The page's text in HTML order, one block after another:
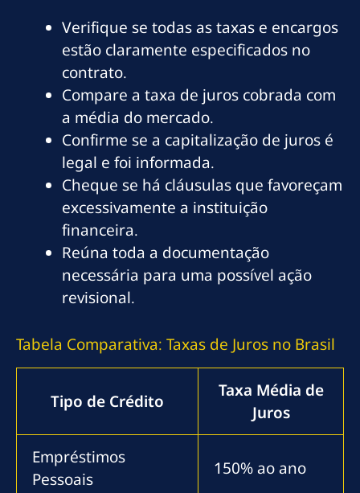
Verifique se todas as taxas e encargos
estão claramente especificados no
contrato.
Compare a taxa de juros cobrada com
a média do mercado.
Confirme se a capitalização de juros é
legal e foi informada.
Cheque se há cláusulas que favoreçam
excessivamente a instituição
financeira.
Reúna toda a documentação
necessária para uma possível ação
revisional.
Tabela Comparativa: Taxas de Juros no Brasil
Tipo de Crédito
Taxa Média de
Juros
Empréstimos
Pessoais
150% ao ano